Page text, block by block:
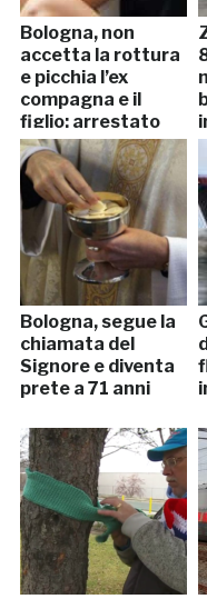
Bologna, non
accetta la rottura
e picchia l’ex
compagna e il
figlio: arrestato
Bologna, segue la
chiamata del
Signore e diventa
prete a 71 anni